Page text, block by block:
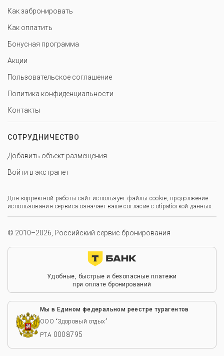
Как забронировать
Как оплатить
Бонусная программа
Акции
Пользовательское соглашение
Политика конфиденциальности
Контакты
СОТРУДНИЧЕСТВО
Добавить объект размещения
Войти в экстранет
Для корректной работы сайт использует файлы cookie, продолжение
использования сервиса означает ваше согласие с обработкой данных.
© 2010–2026, Российский сервис бронирования
Удобные, быстрые и безопасные платежи
при оплате бронирований
Мы в Едином федеральном реестре турагентов
ООО “Здоровый отдых”
РТА 0008795